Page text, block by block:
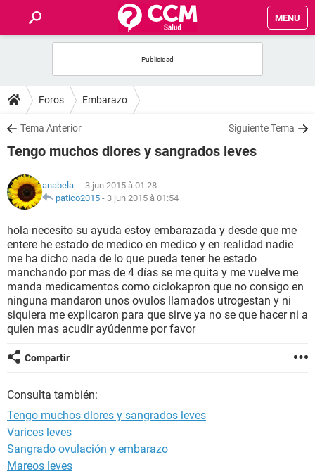
MENU
FORUMS
SALUD
FAMILIA
NUTRICIÓN
BIENESTAR
SEXUALIDAD
GLOSARIO
Foros Embarazo
Tema Anterior Siguiente Tema
Tengo muchos dlores y sangrados leves
anabela.. - 3 jun 2015 à 01:28
patico2015 - 3 jun 2015 à 01:54
hola necesito su ayuda estoy embarazada y desde que me
entere he estado de medico en medico y en realidad nadie
me ha dicho nada de lo que pueda tener he estado
manchando por mas de 4 días se me quita y me vuelve me
manda medicamentos como ciclokapron que no consigo en
ninguna mandaron unos ovulos llamados utrogestan y ni
siquiera me explicaron para que sirve ya no se que hacer ni a
quien mas acudir ayúdenme por favor
Compartir
Consulta también:
Tengo muchos dlores y sangrados leves
Varices leves
Sangrado ovulación y embarazo
Mareos leves